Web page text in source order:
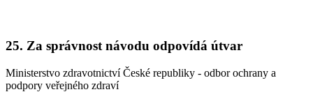
25. Za správnost návodu odpovídá útvar
Ministerstvo zdravotnictví České republiky - odbor ochrany a
podpory veřejného zdraví